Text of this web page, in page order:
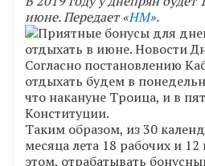
июне. Передает «НМ».
Согласно постановлению
отдыхать будем в
что накануне Троица, и в
Конституции.
Таким образом, из 30
месяца лета 18 рабочих и
этом, отрабатывать